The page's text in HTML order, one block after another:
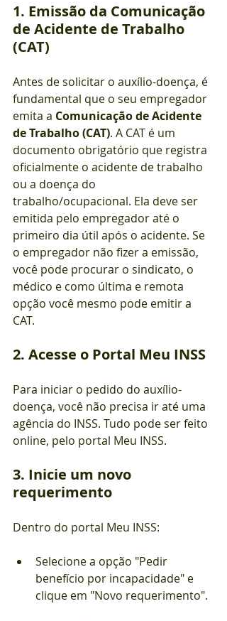
1. Emissão da Comunicação
de Acidente de Trabalho
(CAT)
Antes de solicitar o auxílio-doença, é
fundamental que o seu empregador
emita a Comunicação de Acidente
de Trabalho (CAT). A CAT é um
documento obrigatório que registra
oficialmente o acidente de trabalho
ou a doença do
trabalho/ocupacional. Ela deve ser
emitida pelo empregador até o
primeiro dia útil após o acidente. Se
o empregador não fizer a emissão,
você pode procurar o sindicato, o
médico e como última e remota
opção você mesmo pode emitir a
CAT.
2. Acesse o Portal Meu INSS
Para iniciar o pedido do auxílio-
doença, você não precisa ir até uma
agência do INSS. Tudo pode ser feito
online, pelo portal Meu INSS.
3. Inicie um novo
requerimento
Dentro do portal Meu INSS:
Selecione a opção "Pedir
benefício por incapacidade" e
clique em "Novo requerimento".